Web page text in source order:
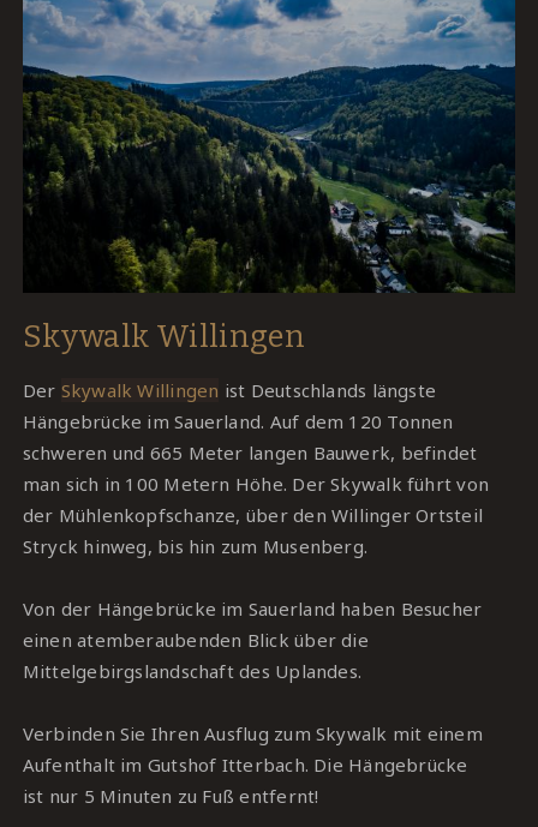
Skywalk Willingen
Der Skywalk Willingen ist Deutschlands längste
Hängebrücke im Sauerland. Auf dem 120 Tonnen
schweren und 665 Meter langen Bauwerk, befindet
man sich in 100 Metern Höhe. Der Skywalk führt von
der Mühlenkopfschanze, über den Willinger Ortsteil
Stryck hinweg, bis hin zum Musenberg.
Von der Hängebrücke im Sauerland haben Besucher
einen atemberaubenden Blick über die
Mittelgebirgslandschaft des Uplandes.
Verbinden Sie Ihren Ausflug zum Skywalk mit einem
Aufenthalt im Gutshof Itterbach. Die Hängebrücke
ist nur 5 Minuten zu Fuß entfernt!